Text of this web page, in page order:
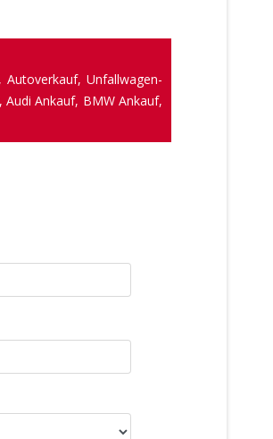
Autoverkauf, Unfallwagen-
Ankauf, BMW Ankauf,